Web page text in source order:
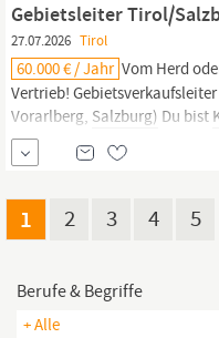
Lebensmittel ein und sorgen
Gebietsleiter Tirol/
27.07.2026 Tirol
60.000 € / Jahr Vom Herd
Vertrieb!
Vorarlberg, Salzburg) Du bist
und Seele, suchst aber eine
Arbeitszeiten von
1 2 3 4 5
Berufe & Begriffe
+ Alle